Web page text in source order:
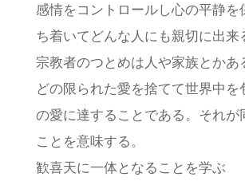
感情をコントロールし心の平静を
ち着いてどんな人にも親切に出来
宗教者のつとめは人や家族とかあ
どの限られた愛を捨てて世界中を
の愛に達することである。それが
ことを意味する。
歓喜天に一体となることを学ぶ